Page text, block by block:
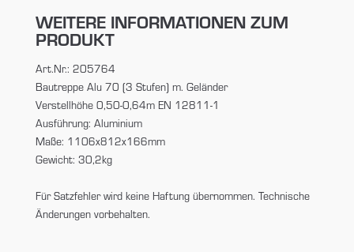
WEITERE INFORMATIONEN ZUM
PRODUKT
Art.Nr.: 205764
Bautreppe Alu 70 (3 Stufen) m. Geländer
Verstellhöhe 0,50-0,64m EN 12811-1
Ausführung: Aluminium
Maße: 1106x812x166mm
Gewicht: 30,2kg
Für Satzfehler wird keine Haftung übernommen. Technische
Änderungen vorbehalten.